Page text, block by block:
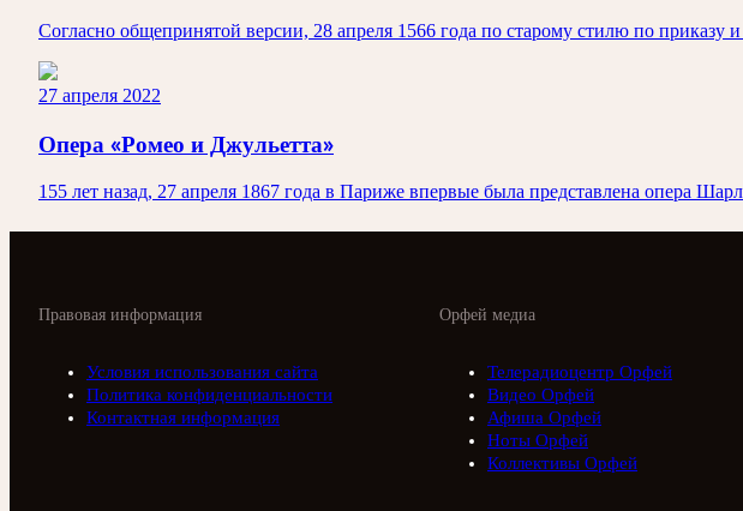
Согласно общепринятой версии, 28 апреля 1566 года по старому стилю по приказу
27 апреля 2022
Опера «Ромео и Джульетта»
155 лет назад, 27 апреля 1867 года в Париже впервые была представлена опера
Орфей медиа
Телерадиоцентр Орфей
Видео Орфей
Афиша Орфей
Ноты Орфей
Коллективы Орфей
Правовая информация
Условия использования сайта
Политика конфиденциальности
Контактная информация